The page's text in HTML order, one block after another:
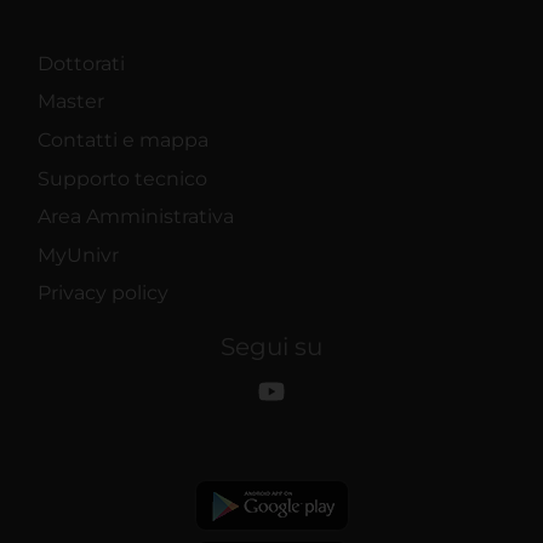
Dottorati
Master
Contatti e mappa
Supporto tecnico
Area Amministrativa
MyUnivr
Privacy policy
Segui su